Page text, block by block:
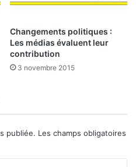
Changements politiques :
Les médias évaluent leur
contribution
3 novembre 2015
publiée. Les champs obligatoires